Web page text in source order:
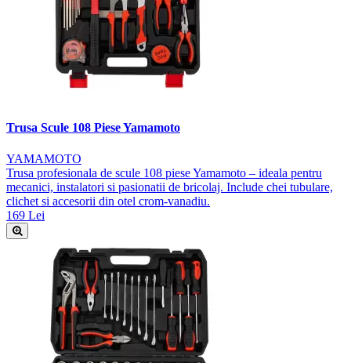
Trusa Scule 108 Piese Yamamoto
YAMAMOTO
Trusa profesionala de scule 108 piese Yamamoto – ideala pentru
mecanici, instalatori si pasionatii de bricolaj. Include chei tubulare,
clichet si accesorii din otel crom-vanadiu.
169 Lei